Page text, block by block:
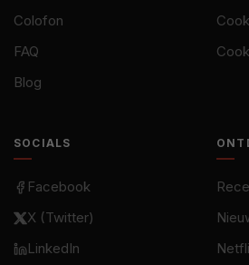
Colofon
FAQ
Blog
SOCIALS
Facebook
X (Twitter)
LinkedIn